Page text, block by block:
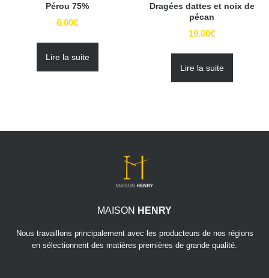
Pérou 75%
6.00€
Lire la suite
Dragées dattes et noix de
pécan
19.00€
Lire la suite
MAISON HENRY
Nous travaillons principalement avec les producteurs de nos régions
en sélectionnent des matières premières de grande qualité.